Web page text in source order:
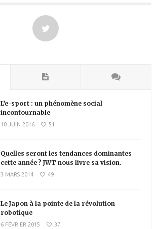
L’e-sport : un phénomène social
incontournable
10 JUIN 2016 51
Quelles seront les tendances dominantes
cette année ? JWT nous livre sa vision.
3 MARS 2014 49
Le Japon à la pointe de la révolution
robotique
6 FÉVRIER 2015 37